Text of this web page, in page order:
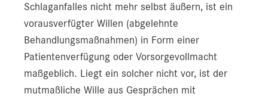
Schlaganfalles nicht mehr selbst äußern, ist ein
vorausverfügter Willen (abgelehnte
Behandlungsmaßnahmen) in Form einer
Patientenverfügung oder Vorsorgevollmacht
maßgeblich. Liegt ein solcher nicht vor, ist der
mutmaßliche Wille aus Gesprächen mit